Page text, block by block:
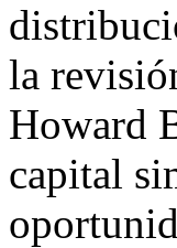
la
Howard
capital